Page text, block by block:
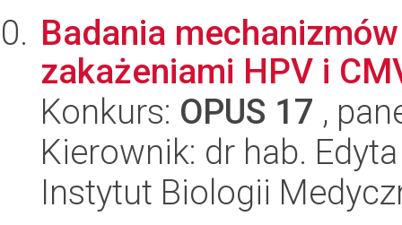
Badania
zakażeniami HPV i
Konkurs: OPUS 17 ,
Kierownik: dr hab.
Instytut Biologii